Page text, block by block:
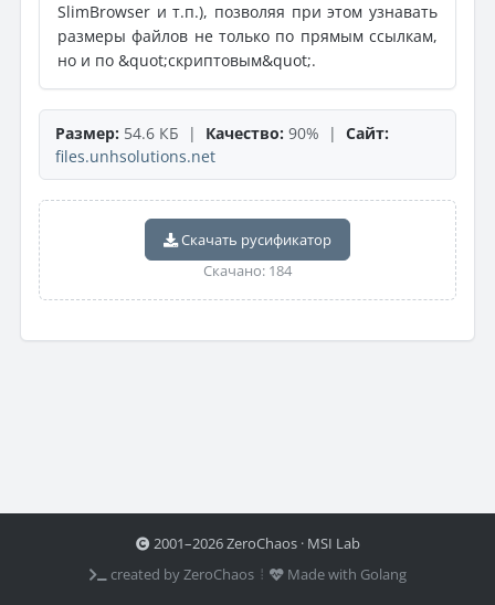
SlimBrowser и т.п.), позволяя при этом узнавать
размеры файлов не только по прямым ссылкам,
но и по &quot;скриптовым&quot;.
Размер: 54.6 КБ | Качество: 90% | Сайт:
files.unhsolutions.net
Скачать русификатор
Скачано: 184
2001–2026 ZeroChaos · MSI Lab
created by ZeroChaos ⦙
Made with Golang